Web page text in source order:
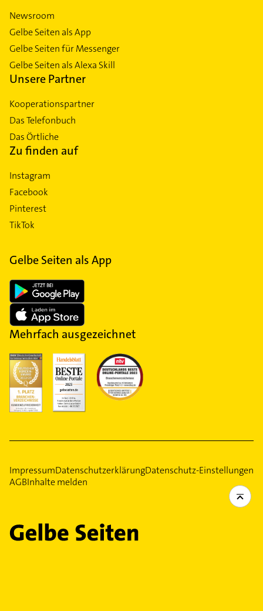
Newsroom
Gelbe Seiten als App
Gelbe Seiten für Messenger
Gelbe Seiten als Alexa Skill
Unsere Partner
Kooperationspartner
Das Telefonbuch
Das Örtliche
Zu finden auf
Instagram
Facebook
Pinterest
TikTok
Gelbe Seiten als App
Mehrfach ausgezeichnet
ImpressumDatenschutzerklärungDatenschutz-Einstellungen
AGBInhalte melden